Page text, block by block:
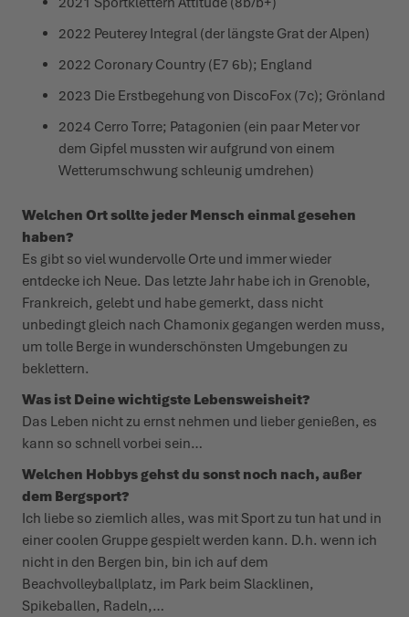
2022 Peuterey Integral (der längste Grat der Alpen)
2022 Coronary Country (E7 6b); England
2023 Die Erstbegehung von DiscoFox (7c); Grönland
2024 Cerro Torre; Patagonien (ein paar Meter vor
dem Gipfel mussten wir aufgrund von einem
Wetterumschwung schleunig umdrehen)
Welchen Ort sollte jeder Mensch einmal gesehen
haben?
Es gibt so viel wundervolle Orte und immer wieder
entdecke ich Neue. Das letzte Jahr habe ich in Grenoble,
Frankreich, gelebt und habe gemerkt, dass nicht
unbedingt gleich nach Chamonix gegangen werden muss,
um tolle Berge in wunderschönsten Umgebungen zu
beklettern.
Was ist Deine wichtigste Lebensweisheit?
Das Leben nicht zu ernst nehmen und lieber genießen, es
kann so schnell vorbei sein…
Welchen Hobbys gehst du sonst noch nach, außer
dem Bergsport?
Ich liebe so ziemlich alles, was mit Sport zu tun hat und in
einer coolen Gruppe gespielt werden kann. D.h. wenn ich
nicht in den Bergen bin, bin ich auf dem
Beachvolleyballplatz, im Park beim Slacklinen,
Spikeballen, Radeln,…